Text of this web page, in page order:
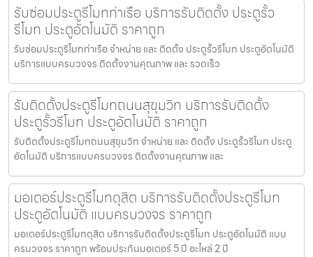
รับซ่อมประตูรีโมทท่าเรือ บริการรับติดตั้ง ประตูรั้ว
รีโมท ประตูอัตโนมัติ ราคาถูก
รับซ่อมประตูรีโมทท่าเรือ จำหน่าย และ ติดตั้ง ประตูรั้วรีโมท ประตูอัตโนมัติ
บริการแบบครบวงจร ติดตั้งงานคุณภาพ และ รวดเร็ว
รับติดตั้งประตูรีโมทถนนสุขุมวิท บริการรับติดตั้ง
ประตูรั้วรีโมท ประตูอัตโนมัติ ราคาถูก
รับติดตั้งประตูรีโมทถนนสุขุมวิท จำหน่าย และ ติดตั้ง ประตูรั้วรีโมท ประตู
อัตโนมัติ บริการแบบครบวงจร ติดตั้งงานคุณภาพ และ
มอเตอร์ประตูรีโมทดุสิต บริการรับติดตั้งประตูรีโมท
ประตูอัตโนมัติ แบบครบวงจร ราคาถูก
มอเตอร์ประตูรีโมทดุสิต บริการรับติดตั้งประตูรีโมท ประตูอัตโนมัติ แบบ
ครบวงจร ราคาถูก พร้อมประกันมอเตอร์ 5 ปี อะไหล่ 2 ปี